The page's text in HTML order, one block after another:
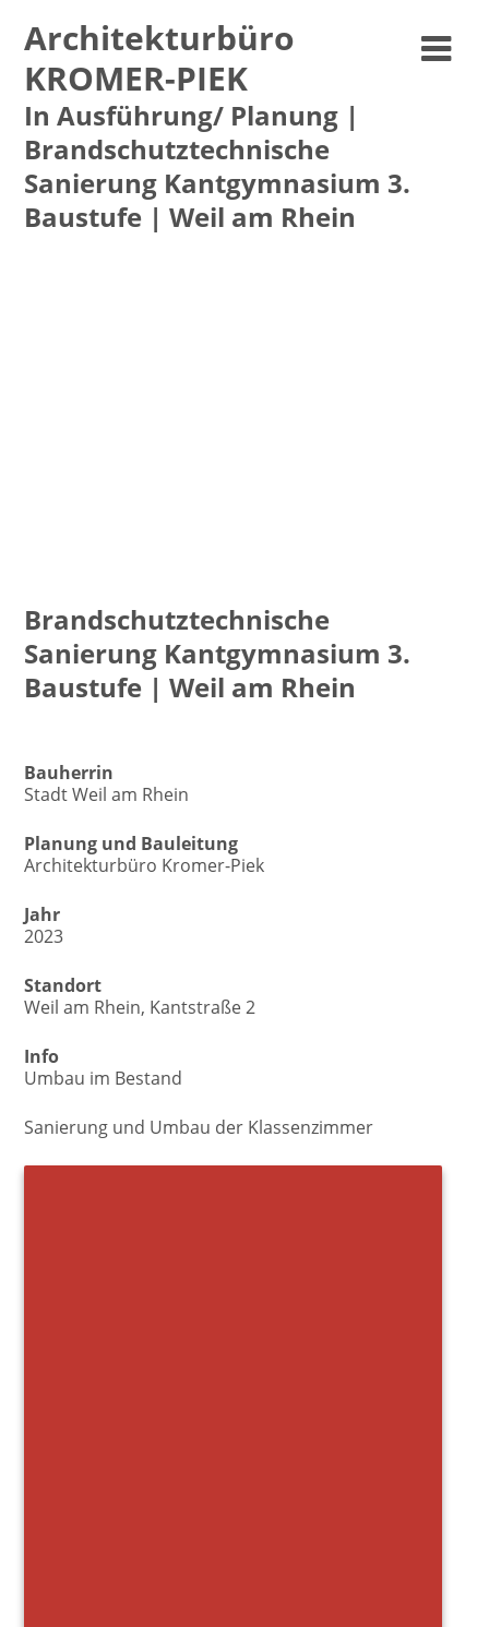
Architekturbüro
KROMER-PIEK
In Ausführung/ Planung |
Brandschutztechnische
Sanierung Kantgymnasium 3.
Baustufe | Weil am Rhein
Brandschutztechnische
Sanierung Kantgymnasium 3.
Baustufe | Weil am Rhein
Bauherrin
Stadt Weil am Rhein
Planung und Bauleitung
Architekturbüro Kromer-Piek
Jahr
2023
Standort
Weil am Rhein, Kantstraße 2
Info
Umbau im Bestand
Sanierung und Umbau der Klassenzimmer